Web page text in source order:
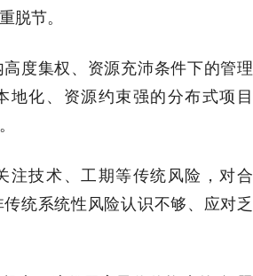
脱节。
度集权、资源充沛条件下的管理
地化、资源约束强的分布式项目
注技术、工期等传统风险，对合
统系统性风险认识不够、应对乏